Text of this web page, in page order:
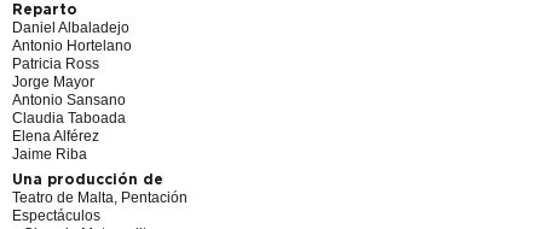
Reparto
Daniel Albaladejo
Antonio Hortelano
Patricia Ross
Jorge Mayor
Antonio Sansano
Claudia Taboada
Elena Alférez
Jaime Riba
Una producción de
Teatro de Malta, Pentación
Espectáculos